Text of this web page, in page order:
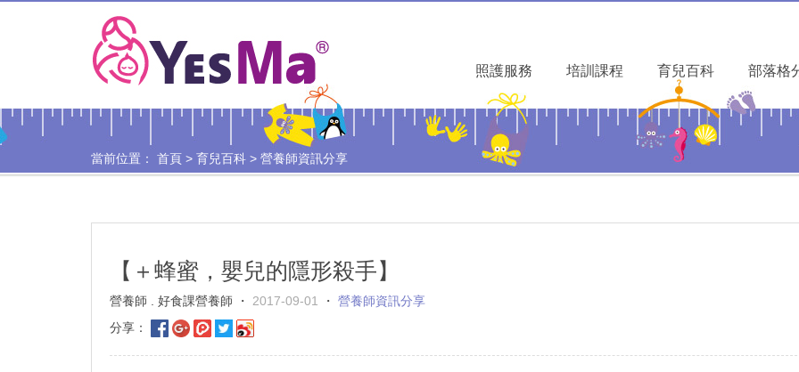
照護服務 培訓課程 育兒百科 部落格
當前位置： 首頁 > 育兒百科 > 營養師資訊分享
【＋蜂蜜，嬰兒的隱形殺手】
營養師 . 好食課營養師 ・ 2017-09-01 ・ 營養師資訊分享
分享：